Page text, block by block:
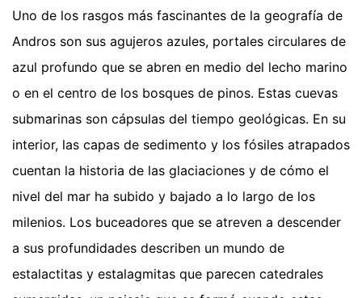
Uno de los rasgos más fascinantes de la geografía de
Andros son sus agujeros azules, portales circulares de
azul profundo que se abren en medio del lecho marino
o en el centro de los bosques de pinos. Estas cuevas
submarinas son cápsulas del tiempo geológicas. En su
interior, las capas de sedimento y los fósiles atrapados
cuentan la historia de las glaciaciones y de cómo el
nivel del mar ha subido y bajado a lo largo de los
milenios. Los buceadores que se atreven a descender
a sus profundidades describen un mundo de
estalactitas y estalagmitas que parecen catedrales